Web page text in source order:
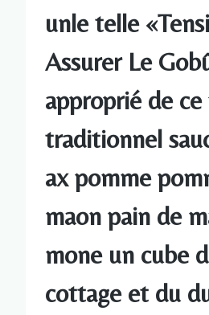
unle telle
Assurer Le
approprié de ce
traditionnel
ax pomme
maon pain de
mone un cube
cottage et du